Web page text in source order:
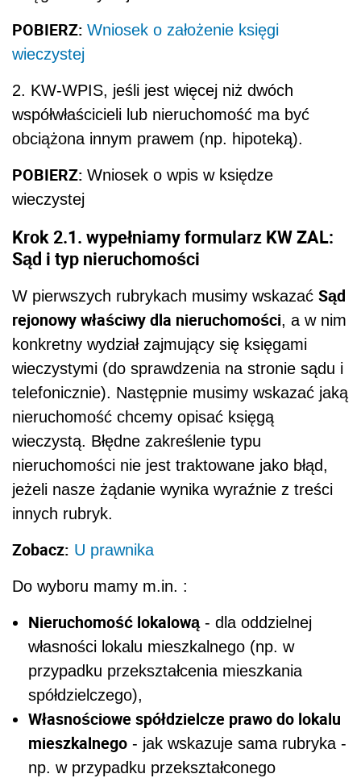
POBIERZ: Wniosek o założenie księgi
wieczystej
2. KW-WPIS, jeśli jest więcej niż dwóch
współwłaścicieli lub nieruchomość ma być
obciążona innym prawem (np. hipoteką).
POBIERZ: Wniosek o wpis w księdze
wieczystej
Krok 2.1. wypełniamy formularz KW ZAL:
Sąd i typ nieruchomości
W pierwszych rubrykach musimy wskazać Sąd
rejonowy właściwy dla nieruchomości, a w nim
konkretny wydział zajmujący się księgami
wieczystymi (do sprawdzenia na stronie sądu i
telefonicznie). Następnie musimy wskazać jaką
nieruchomość chcemy opisać księgą
wieczystą. Błędne zakreślenie typu
nieruchomości nie jest traktowane jako błąd,
jeżeli nasze żądanie wynika wyraźnie z treści
innych rubryk.
Zobacz: U prawnika
Do wyboru mamy m.in. :
Nieruchomość lokalową- dla oddzielnej
własności lokalu mieszkalnego (np. w
przypadku przekształcenia mieszkania
spółdzielczego),
Własnościowe spółdzielcze prawo do lokalu
mieszkalnego - jak wskazuje sama rubryka -
np. w przypadku przekształconego